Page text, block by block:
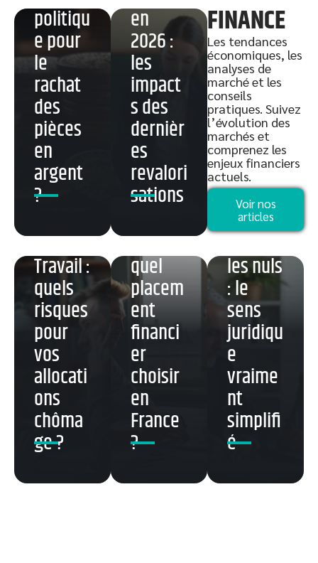
politiqu
e pour
le
rachat
des
pièces
en
argent
?
en
2026 :
les
impact
s des
dernièr
es
revalori
sations
FINANCE
Les tendances
économiques, les
analyses de
marché et les
conseils
pratiques. Suivez
l’évolution des
marchés et
comprenez les
enjeux financiers
actuels.
Voir nos
articles
Désinsc
France
Travail :
quels
risques
pour
vos
allocati
ons
chôma
ge ?
Investir
euros :
quel
placem
ent
financi
er
choisir
en
France
?
Notarié
définiti
les nuls
: le
sens
juridiqu
e
vraime
nt
simplifi
é